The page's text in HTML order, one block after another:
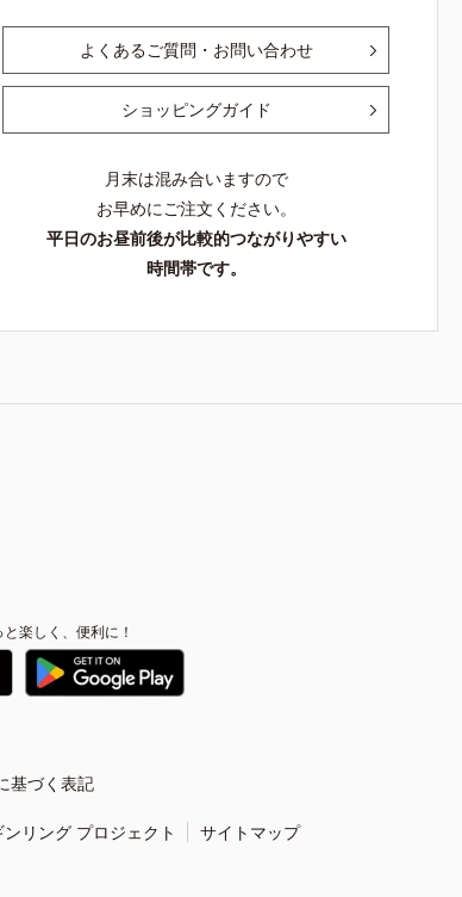
よくあるご質問・お問い合わせ
ショッピングガイド
月末は混み合いますので
お早めにご注文ください。
平日のお昼前後が比較的つながりやすい
時間帯です。
楽しく、便利に！
基づく表記
リング プロジェクト サイトマップ